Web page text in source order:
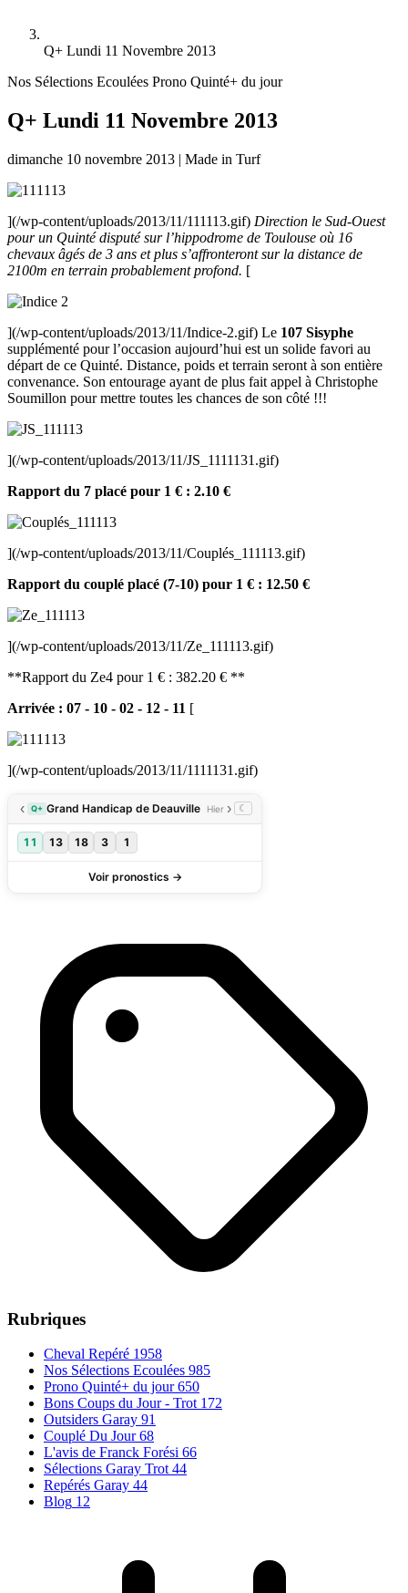
Q+ Lundi 11 Novembre 2013
Nos Sélections Ecoulées Prono Quinté+ du jour
Q+ Lundi 11 Novembre 2013
dimanche 10 novembre 2013 | Made in Turf
](/wp-content/uploads/2013/11/111113.gif) Direction le Sud-Ouest
pour un Quinté disputé sur l’hippodrome de Toulouse où 16
chevaux âgés de 3 ans et plus s’affronteront sur la distance de
2100m en terrain probablement profond. [
](/wp-content/uploads/2013/11/Indice-2.gif) Le 107 Sisyphe
supplémenté pour l’occasion aujourd’hui est un solide favori au
départ de ce Quinté. Distance, poids et terrain seront à son entière
convenance. Son entourage ayant de plus fait appel à Christophe
Soumillon pour mettre toutes les chances de son côté !!!
](/wp-content/uploads/2013/11/JS_1111131.gif)
Rapport du 7 placé pour 1 € : 2.10 €
](/wp-content/uploads/2013/11/Couplés_111113.gif)
Rapport du couplé placé (7-10) pour 1 € : 12.50 €
](/wp-content/uploads/2013/11/Ze_111113.gif)
**Rapport du Ze4 pour 1 € : 382.20 € **
Arrivée : 07 - 10 - 02 - 12 - 11 [
](/wp-content/uploads/2013/11/1111131.gif)
Rubriques
Cheval Repéré 1958
Nos Sélections Ecoulées 985
Prono Quinté+ du jour 650
Bons Coups du Jour - Trot 172
Outsiders Garay 91
Couplé Du Jour 68
L'avis de Franck Forési 66
Sélections Garay Trot 44
Repérés Garay 44
Blog 12